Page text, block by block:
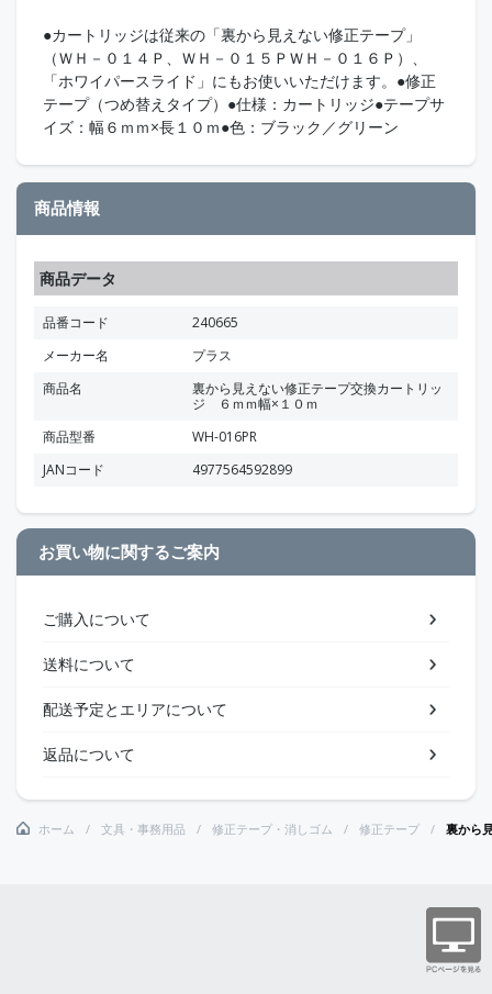
●カートリッジは従来の「裏から見えない修正テープ」
（ＷＨ－０１４Ｐ、ＷＨ－０１５ＰＷＨ－０１６Ｐ）、
「ホワイパースライド」にもお使いいただけます。●修正
テープ（つめ替えタイプ）●仕様：カートリッジ●テープサ
イズ：幅６ｍｍ×長１０ｍ●色：ブラック／グリーン
商品情報
商品データ
品番コード
240665
メーカー名
プラス
商品名
裏から見えない修正テープ交換カートリッ
ジ ６ｍｍ幅×１０ｍ
商品型番
WH-016PR
JANコード
4977564592899
お買い物に関するご案内
ご購入について
送料について
配送予定とエリアについて
返品について
ホーム 文具・事務用品 修正テープ・消しゴム 修正テープ 裏から